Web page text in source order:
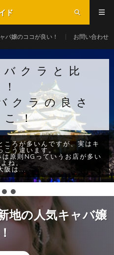
ド
バ嬢のココが良い！ お問い合わせ
クラと比
クラの良さ
こ！
ころが多いんですが、実はキ
こう違います。
原則NGっていうお店が多い
ね。
阪は...
地の人気キャバ嬢